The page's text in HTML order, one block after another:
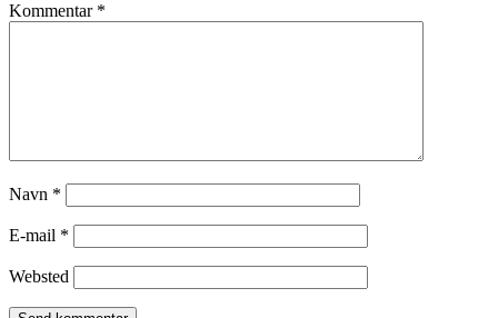
Kommentar *
Navn *
E-mail *
Websted